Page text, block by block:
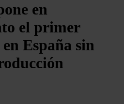
en
el primer
España sin